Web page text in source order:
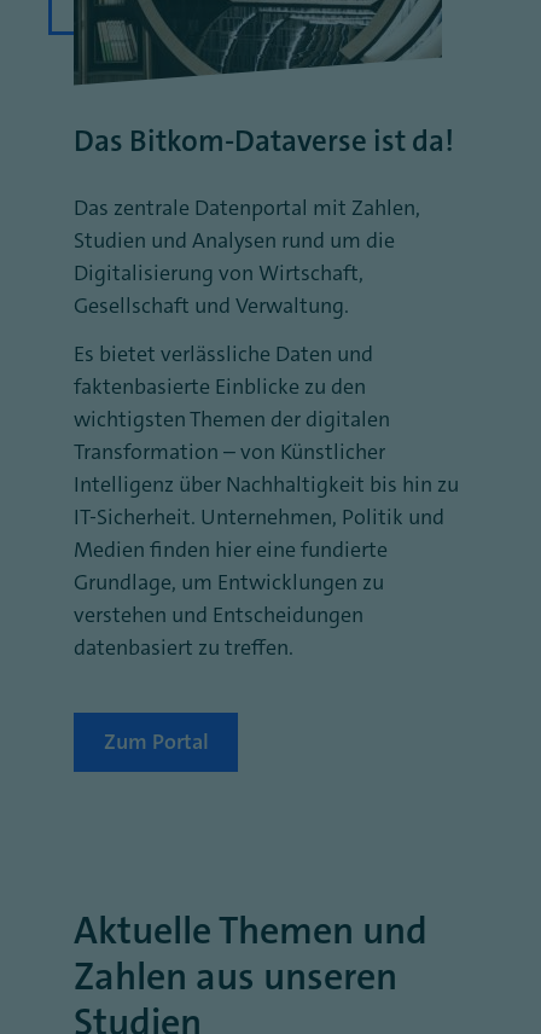
Das Bitkom-Dataverse ist da!
Das zentrale Datenportal mit Zahlen,
Studien und Analysen rund um die
Digitalisierung von Wirtschaft,
Gesellschaft und Verwaltung.
Es bietet verlässliche Daten und
faktenbasierte Einblicke zu den
wichtigsten Themen der digitalen
Transformation – von Künstlicher
Intelligenz über Nachhaltigkeit bis hin zu
IT-Sicherheit. Unternehmen, Politik und
Medien finden hier eine fundierte
Grundlage, um Entwicklungen zu
verstehen und Entscheidungen
datenbasiert zu treffen.
Zum Portal
Aktuelle Themen und
Zahlen aus unseren
Studien